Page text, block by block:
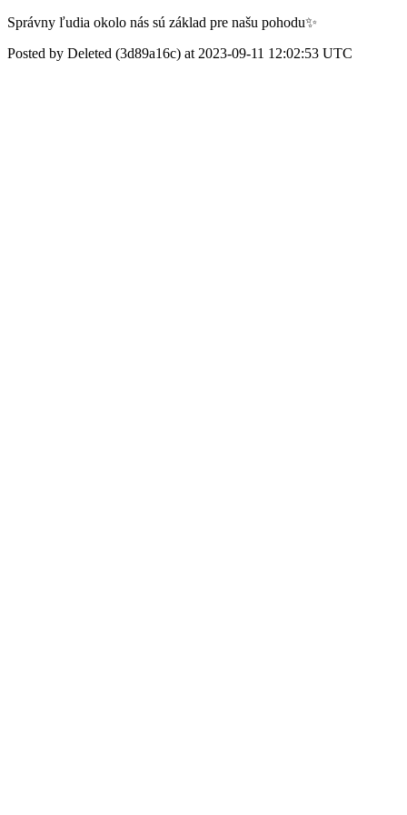
Správny ľudia okolo nás sú základ pre našu pohodu✨
Posted by Deleted (3d89a16c) at 2023-09-11 12:02:53 UTC